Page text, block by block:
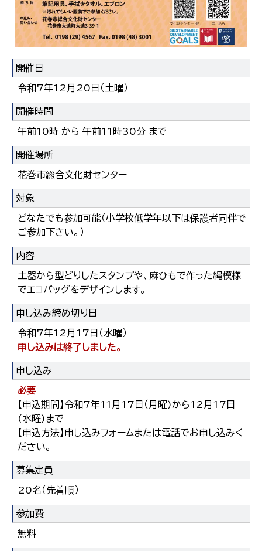
開催日
令和7年12月20日（土曜）
開催時間
午前10時 から 午前11時30分 まで
開催場所
花巻市総合文化財センター
対象
どなたでも参加可能（小学校低学年以下は保護者同伴で
ご参加下さい。）
内容
土器から型どりしたスタンプや、麻ひもで作った縄模様
でエコバッグをデザインします。
申し込み締め切り日
令和7年12月17日（水曜）
申し込みは終了しました。
申し込み
必要
【申込期間】令和7年11月17日（月曜)から12月17日
(水曜)まで
【申込方法】申し込みフォームまたは電話でお申し込みく
ださい。
募集定員
20名（先着順）
参加費
無料